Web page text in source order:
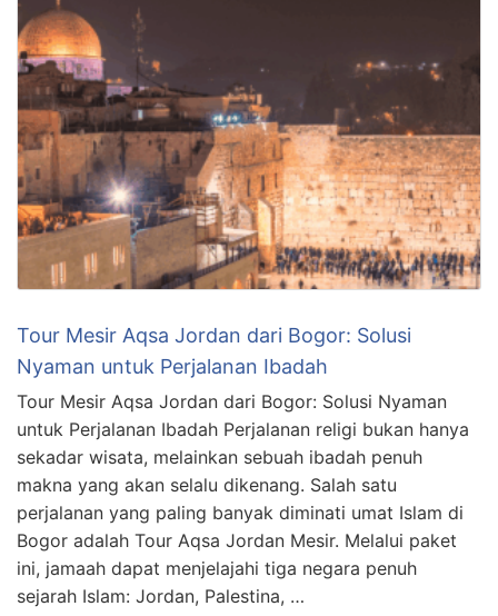
Tour Mesir Aqsa Jordan dari Bogor: Solusi
Nyaman untuk Perjalanan Ibadah
Tour Mesir Aqsa Jordan dari Bogor: Solusi Nyaman
untuk Perjalanan Ibadah Perjalanan religi bukan hanya
sekadar wisata, melainkan sebuah ibadah penuh
makna yang akan selalu dikenang. Salah satu
perjalanan yang paling banyak diminati umat Islam di
Bogor adalah Tour Aqsa Jordan Mesir. Melalui paket
ini, jamaah dapat menjelajahi tiga negara penuh
sejarah Islam: Jordan, Palestina, …